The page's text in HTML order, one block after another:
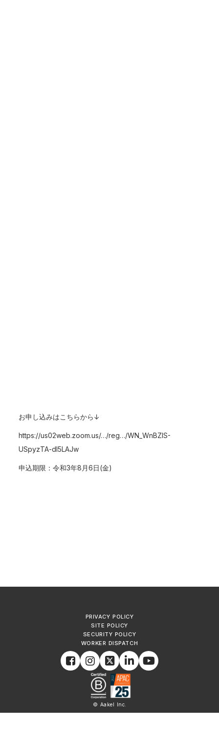
お申し込みはこちらから↓
https://us02web.zoom.us/…/reg…/WN_WnBZlS-
USpyzTA-dI5LAJw
申込期限：令和3年8月6日(金)
PRIVACY POLICY
SITE POLICY
SECURITY POLICY
WORKER DISPATCH
© Aakel Inc.